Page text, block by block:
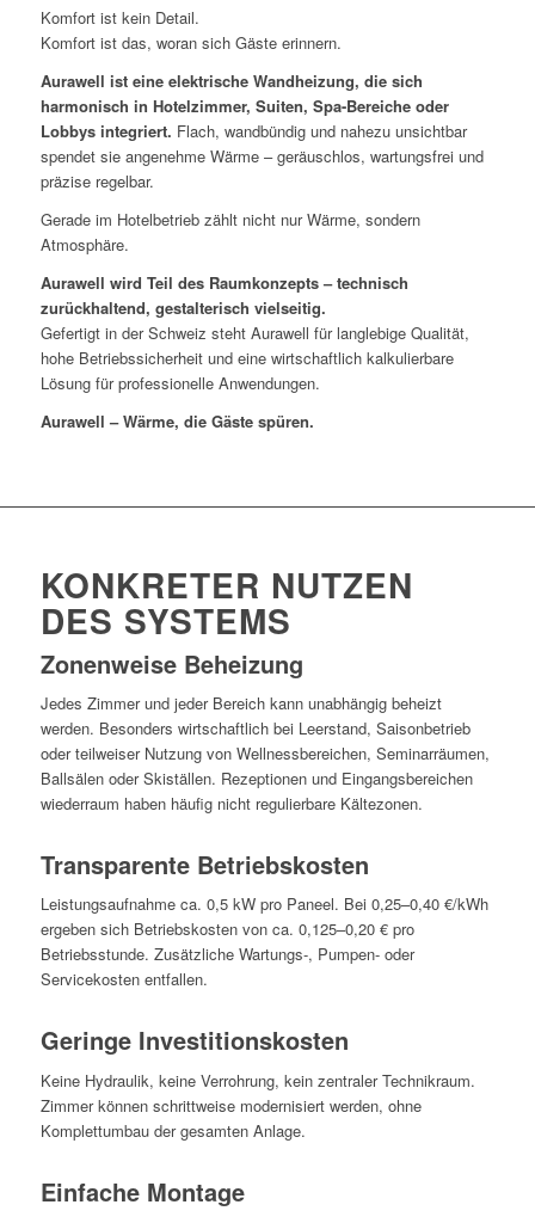
Komfort ist kein Detail.
Komfort ist das, woran sich Gäste erinnern.
Aurawell ist eine elektrische Wandheizung, die sich
harmonisch in Hotelzimmer, Suiten, Spa-Bereiche oder
Lobbys integriert. Flach, wandbündig und nahezu unsichtbar
spendet sie angenehme Wärme – geräuschlos, wartungsfrei und
präzise regelbar.
Gerade im Hotelbetrieb zählt nicht nur Wärme, sondern
Atmosphäre.
Aurawell wird Teil des Raumkonzepts – technisch
zurückhaltend, gestalterisch vielseitig.
Gefertigt in der Schweiz steht Aurawell für langlebige Qualität,
hohe Betriebssicherheit und eine wirtschaftlich kalkulierbare
Lösung für professionelle Anwendungen.
Aurawell – Wärme, die Gäste spüren.
KONKRETER NUTZEN
DES SYSTEMS
Zonenweise Beheizung
Jedes Zimmer und jeder Bereich kann unabhängig beheizt
werden. Besonders wirtschaftlich bei Leerstand, Saisonbetrieb
oder teilweiser Nutzung von Wellnessbereichen, Seminarräumen,
Ballsälen oder Skiställen. Rezeptionen und Eingangsbereichen
wiederraum haben häufig nicht regulierbare Kältezonen.
Transparente Betriebskosten
Leistungsaufnahme ca. 0,5 kW pro Paneel. Bei 0,25–0,40 €/kWh
ergeben sich Betriebskosten von ca. 0,125–0,20 € pro
Betriebsstunde. Zusätzliche Wartungs-, Pumpen- oder
Servicekosten entfallen.
Geringe Investitionskosten
Keine Hydraulik, keine Verrohrung, kein zentraler Technikraum.
Zimmer können schrittweise modernisiert werden, ohne
Komplettumbau der gesamten Anlage.
Einfache Montage